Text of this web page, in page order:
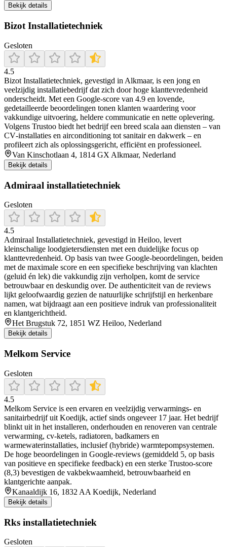
Bekijk details
Bizot Installatietechniek
Gesloten
4.5
Bizot Installatietechniek, gevestigd in Alkmaar, is een jong en
veelzijdig installatiebedrijf dat zich door hoge klanttevredenheid
onderscheidt. Met een Google-score van 4.9 en lovende,
gedetailleerde beoordelingen tonen klanten waardering voor
vakkundige uitvoering, heldere communicatie en nette oplevering.
Volgens Trustoo biedt het bedrijf een breed scala aan diensten – van
CV‐installaties en airconditioning tot sanitair en dakwerk – en
profileert zich als oplossingsgericht, efficiënt en professioneel.
Van Kinschotlaan 4, 1814 GX Alkmaar, Nederland
Bekijk details
Admiraal installatietechniek
Gesloten
4.5
Admiraal Installatietechniek, gevestigd in Heiloo, levert
kleinschalige loodgietersdiensten met een duidelijke focus op
klanttevredenheid. Op basis van twee Google-beoordelingen, beiden
met de maximale score en een specifieke beschrijving van klachten
(geluid én lek) die vakkundig zijn verholpen, komt de service
betrouwbaar en deskundig over. De authenticiteit van de reviews
lijkt geloofwaardig gezien de natuurlijke schrijfstijl en herkenbare
namen, wat bijdraagt aan een positieve indruk van professionaliteit
en klantgerichtheid.
Het Brugstuk 72, 1851 WZ Heiloo, Nederland
Bekijk details
Melkom Service
Gesloten
4.5
Melkom Service is een ervaren en veelzijdig verwarmings‑ en
sanitairbedrijf uit Koedijk, actief sinds ongeveer 17 jaar. Het bedrijf
blinkt uit in het installeren, onderhouden en renoveren van centrale
verwarming, cv‐ketels, radiatoren, badkamers en
warmewaterinstallaties, inclusief (hybride) warmtepompsystemen.
De hoge beoordelingen in Google‑reviews (gemiddeld 5, op basis
van positieve en specifieke feedback) en een sterke Trustoo‑score
(8,3) bevestigen de vakbekwaamheid, betrouwbaarheid en
klantgerichte aanpak.
Kanaaldijk 16, 1832 AA Koedijk, Nederland
Bekijk details
Rks installatietechniek
Gesloten